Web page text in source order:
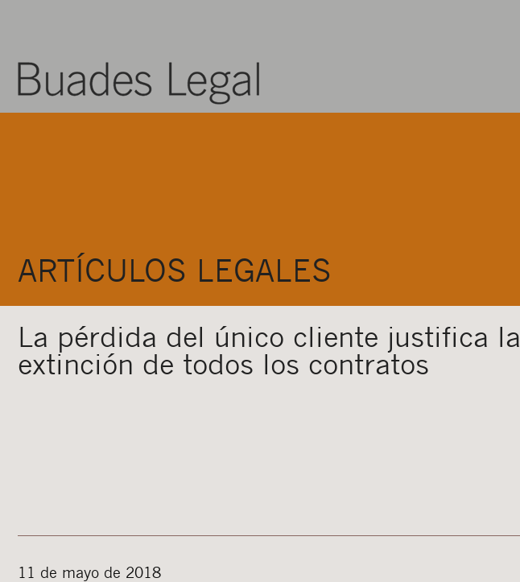
ARTÍCULOS LEGALES
La pérdida del único cliente justifica la
extinción de todos los contratos
11 de mayo de 2018